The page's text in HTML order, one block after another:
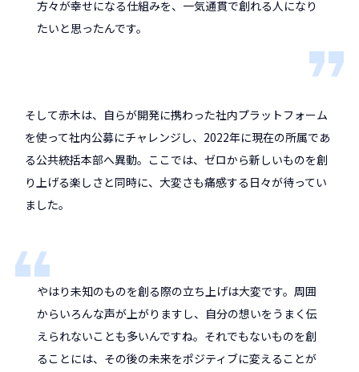
方々が幸せになる仕組みを、一気通貫で創れる人になり
たいと思ったんです。
そして赤木は、自らが開発に携わった社内プラットフォーム
を使って社内公募にチャレンジし、2022年に現在の所属であ
る公共統括本部へ異動。ここでは、ゼロから新しいものを創
り上げる楽しさと同時に、大変さも痛感する日々が待ってい
ました。
やはり未知のものを創る際の立ち上げは大変です。周囲
からいろんな声が上がりますし、自分の想いをうまく伝
えられないことも多いんですね。それでもないものを創
ることには、その後の未来をポジティブに変えることが